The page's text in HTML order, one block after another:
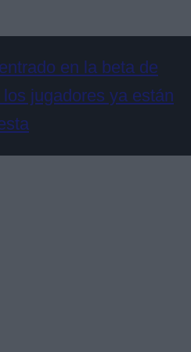
en la beta de
jugadores ya están